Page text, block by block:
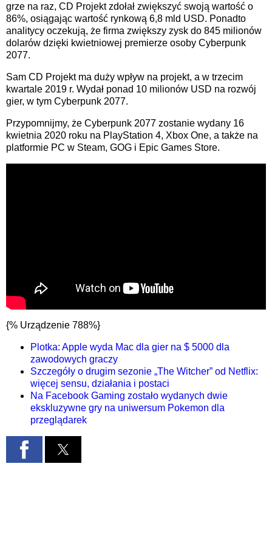
grze na raz, CD Projekt zdołał zwiększyć swoją wartość o
86%, osiągając wartość rynkową 6,8 mld USD. Ponadto
analitycy oczekują, że firma zwiększy zysk do 845 milionów
dolarów dzięki kwietniowej premierze osoby Cyberpunk
2077.
Sam CD Projekt ma duży wpływ na projekt, a w trzecim
kwartale 2019 r. Wydał ponad 10 milionów USD na rozwój
gier, w tym Cyberpunk 2077.
Przypomnijmy, że Cyberpunk 2077 zostanie wydany 16
kwietnia 2020 roku na PlayStation 4, Xbox One, a także na
platformie PC w Steam, GOG i Epic Games Store.
{% Urządzenie 788%}
Plotka: Apple wyda Mac dla gier na $ 5000 dla
zawodowych graczy
Szczegóły o drugim sezonie „The Witcher” od Netflix:
więcej sensu, działania i postaci
Na Facebook Gaming zostało wydanych dwie
ekskluzywne gry na uniwersum Pokemon dla
przeglądarek